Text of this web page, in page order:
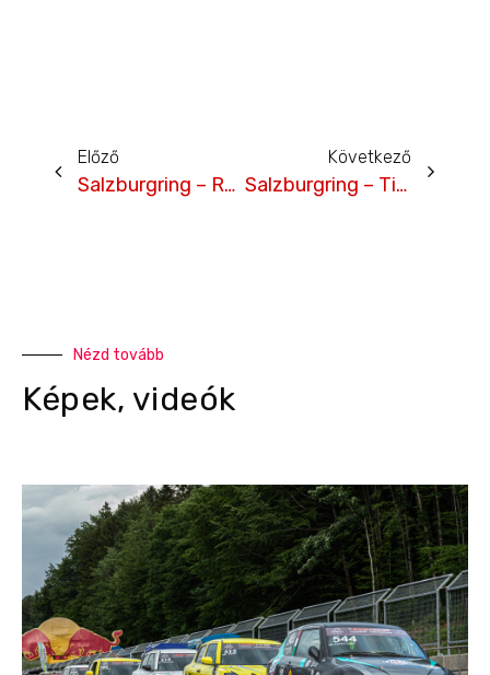
Előző
Salzburgring – Rácz Gergő időmérő
Következő
Salzburgring – Tim Gábor időmérő
Nézd tovább
Képek, videók